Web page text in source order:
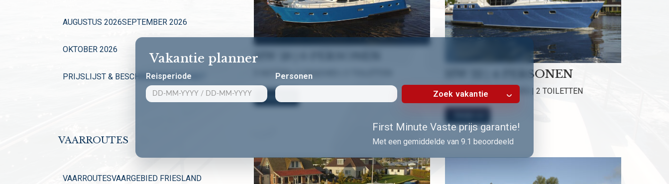
AUGUSTUS 2026SEPTEMBER 2026
OKTOBER 2026
PRIJSLIJST & BESCHIKBAARHEID 2027
HW 18 | 6 PERSONEN
3 HUTTEN | 3 DOUCHES | 3 TOILETTEN
Bekijk nu!
HW 12 | 4 PERSONEN
2 HUTTEN | 2 DOUCHES | 2 TOILETTEN
VAARROUTES
VAARROUTESVAARGEBIED FRIESLAND
Vakantie planner
Reisperiode
Personen
Zoek vakantie
First Minute Vaste prijs garantie!
Met een gemiddelde van 9.1 beoordeeld